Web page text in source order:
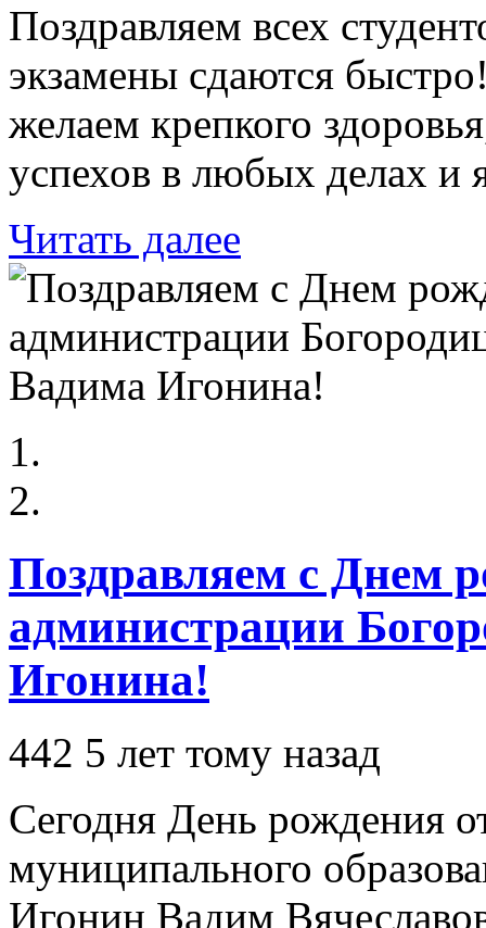
Поздравляем всех
экзамены сдаются
желаем крепкого
успехов в любых делах и
Читать далее
Поздравляем с Днем
администрации
Игонина!
442 5 лет тому назад
Сегодня День рождения
муниципального
Игонин Вадим